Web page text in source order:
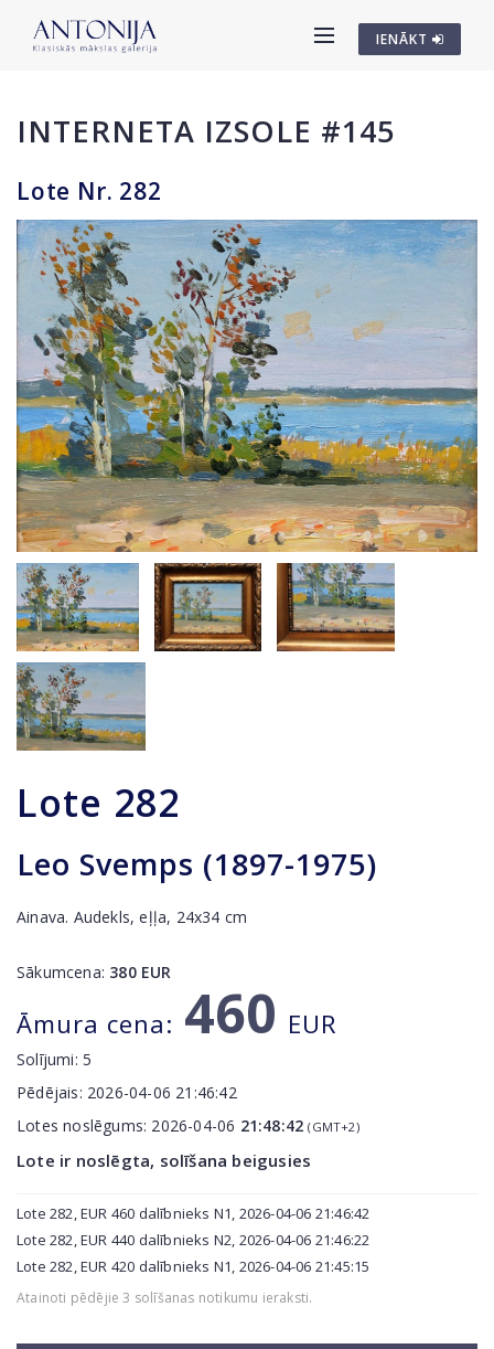
IENĀKT
INTERNETA IZSOLE #145
Lote Nr. 282
Lote 282
Leo Svemps (1897-1975)
Ainava. Audekls, eļļa, 24x34 cm
Sākumcena: 380EUR
Āmura cena: 460 EUR
Solījumi:5
Pēdējais: 2026-04-06 21:46:42
Lotes noslēgums: 2026-04-06 21:48:42 (GMT+2)
Lote ir noslēgta, solīšana beigusies
Lote 282, EUR 460 dalībnieks N1, 2026-04-06 21:46:42
Lote 282, EUR 440 dalībnieks N2, 2026-04-06 21:46:22
Lote 282, EUR 420 dalībnieks N1, 2026-04-06 21:45:15
Atainoti pēdējie 3 solīšanas notikumu ieraksti.